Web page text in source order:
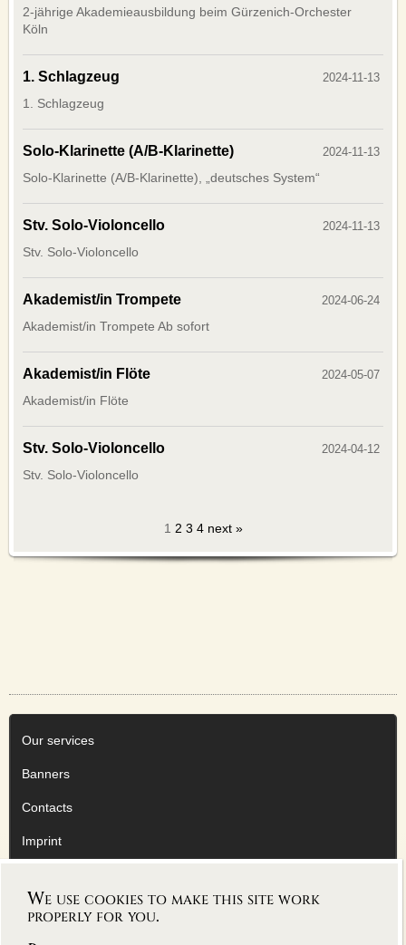
2-jährige Akademieausbildung beim Gürzenich-Orchester
Köln
1. Schlagzeug 2024-11-13
1. Schlagzeug
Solo-Klarinette (A/B-Klarinette) 2024-11-13
Solo-Klarinette (A/B-Klarinette), „deutsches System“
Stv. Solo-Violoncello 2024-11-13
Stv. Solo-Violoncello
Akademist/in Trompete 2024-06-24
Akademist/in Trompete Ab sofort
Akademist/in Flöte 2024-05-07
Akademist/in Flöte
Stv. Solo-Violoncello 2024-04-12
Stv. Solo-Violoncello
1 2 3 4 next »
Our services
Banners
Contacts
Imprint
AGB
We use cookies to make this site work
properly for you.